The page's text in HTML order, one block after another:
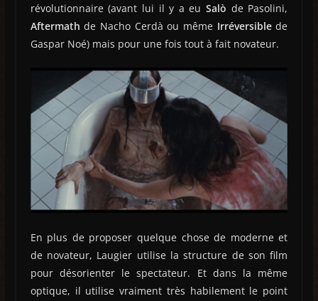
révolutionnaire (avant lui il y a euSalò de Pasolini,
Aftermath de Nacho Cerdà ou même Irréversiblede
Gaspar Noé) mais pour une fois tout à fait novateur.
En plus de proposer quelque chose de moderne et
de novateur, Laugier utilise la structure de son film
pour désorienter le spectateur. Et dans la même
optique, il utilise vraiment très habilement le point